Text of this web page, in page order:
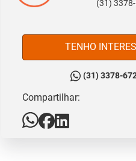
(31)
TENHO
(31) 3378-
Compartilhar: